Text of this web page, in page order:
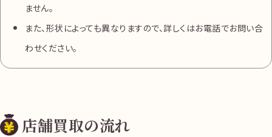
ません。
また、形状によっても異なりますので、詳しくはお電話でお問い合
わせください。
店舗買取の流れ